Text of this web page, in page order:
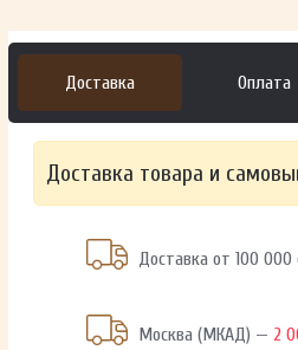
Доставка Оплата
Доставка товара и
Доставка от 100
Москва (МКАД) — 2